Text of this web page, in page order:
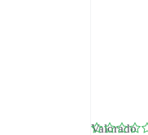
Valorado